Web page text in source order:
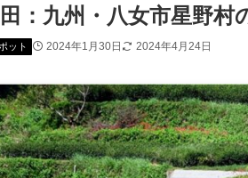
：九州・八女市星野村
ット 2024年1月30日 2024年4月24日